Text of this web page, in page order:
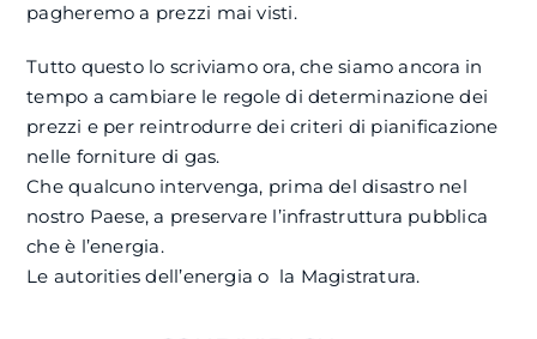
pagheremo a prezzi mai visti.
Tutto questo lo scriviamo ora, che siamo ancora in
tempo a cambiare le regole di determinazione dei
prezzi e per reintrodurre dei criteri di pianificazione
nelle forniture di gas.
Che qualcuno intervenga, prima del disastro nel
nostro Paese, a preservare l’infrastruttura pubblica
che è l’energia.
Le autorities dell’energia o la Magistratura.